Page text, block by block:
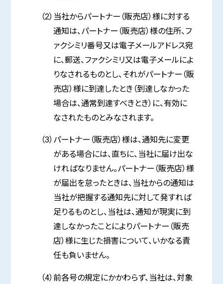
（2）当社からパートナー（販売店）様に対する
通知は、パートナー（販売店）様の住所、フ
ァクシミリ番号又は電子メールアドレス宛
に、郵送、ファクシミリ又は電子メールによ
りなされるものとし、それがパートナー（販
売店）様に到達したとき（到達しなかった
場合は、通常到達すべきとき）に、有効に
なされたものとみなされます。
（3）パートナー（販売店）様は、通知先に変更
がある場合には、直ちに、当社に届け出な
ければなりません。パートナー（販売店）様
が届出を怠ったときは、当社からの通知は
当社が把握する通知先に対して発すれば
足りるものとし、当社は、通知が現実に到
達しなかったことによりパートナー（販売
店）様に生じた損害について、いかなる責
任も負いません。
（4）前各号の規定にかかわらず、当社は、対象